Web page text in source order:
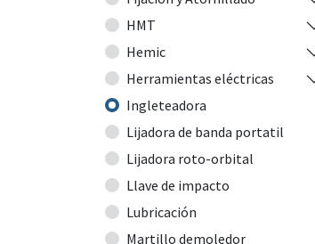
HMT
Hemic
Herramientas eléctricas
Ingleteadora
Lijadora de banda portatil
Lijadora roto-orbital
Llave de impacto
Lubricación
Martillo demoledor